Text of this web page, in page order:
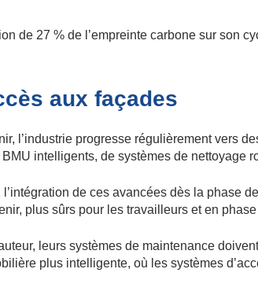
de 27 % de l’empreinte carbone sur son
aux façades
l’industrie progresse régulièrement vers
intelligents, de systèmes de nettoyage
de ces avancées dès la phase
plus sûrs pour les travailleurs et en
leurs systèmes de maintenance
plus intelligente, où les systèmes